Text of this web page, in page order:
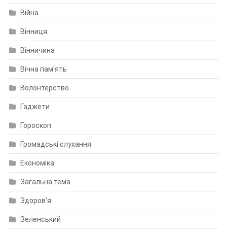
Війна
Вінниця
Вінничина
Вічна пам'ять
Волонтерство
Гаджети
Гороскоп
Громадські слухання
Економіка
Загальна тема
Здоров'я
Зеленський